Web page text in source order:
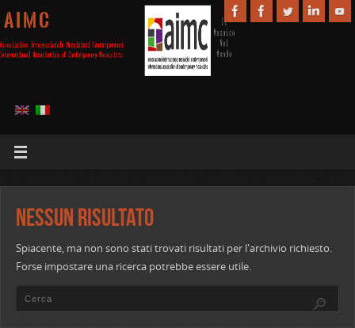
A I M C
Nessun risultato
Spiacente, ma non sono stati trovati risultati per l'archivio richiesto.
Forse impostare una ricerca potrebbe essere utile.